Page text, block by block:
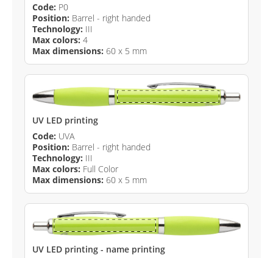
Code: P0
Position: Barrel - right handed
Technology: III
Max colors: 4
Max dimensions: 60 x 5 mm
UV LED printing
Code: UVA
Position: Barrel - right handed
Technology: III
Max colors: Full Color
Max dimensions: 60 x 5 mm
UV LED printing - name printing